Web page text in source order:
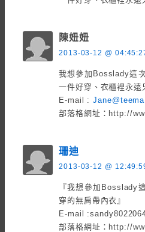
陳妞妞
2013-03-12 @
我想參加Bosslady這
一件好穿、衣櫃裡永遠
E-mail :
部落格網址：http://
珊迪
2013-03-12 @
『我想參加Bosslady
穿的無肩帶內衣』
E-mail
部落格網址：http://